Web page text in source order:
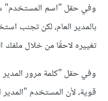
وفي حقل "اسم
تغييره لاحقًا من خلال ملفك
وفي حقل "كلمة مرور المدير
قوية، لأن المستخدم